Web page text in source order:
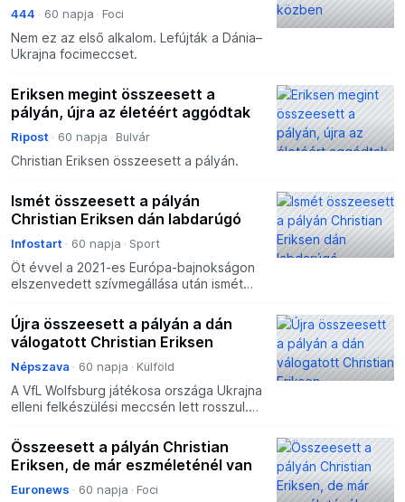
444 60 napja Foci
Nem ez az első alkalom. Lefújták a Dánia–
Ukrajna focimeccset.
Eriksen megint összeesett a
pályán, újra az életéért aggódtak
Ripost 60 napja Bulvár
Christian Eriksen összeesett a pályán.
Ismét összeesett a pályán
Christian Eriksen dán labdarúgó
Infostart 60 napja Sport
Öt évvel a 2021-es Európa-bajnokságon
elszenvedett szívmegállása után ismét
Christian Eriksen, a dán válogatott
középpályása. A Dánia
Újra összeesett a pályán a dán
válogatott Christian Eriksen
Népszava 60 napja Külföld
A VfL Wolfsburg játékosa országa Ukrajna
elleni felkészülési meccsén lett rosszul.
Összeesett a pályán Christian
Eriksen, de már eszméleténél van
Euronews 60 napja Foci